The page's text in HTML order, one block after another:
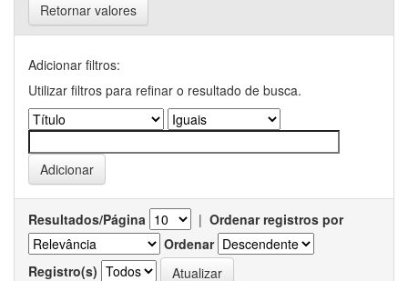
Retornar valores
Adicionar filtros:
Utilizar filtros para refinar o resultado de busca.
Resultados/Página | Ordenar registros por
Ordenar
Registro(s)